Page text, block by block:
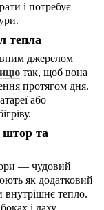
і потребує
тепла
джерелом
так, щоб вона
протягом дня.
або
штор та
— чудовий
як додатковий
внутрішнє тепло.